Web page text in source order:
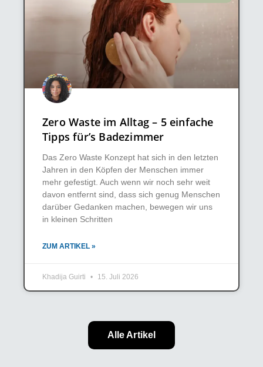
Zero Waste im Alltag – 5 einfache
Tipps für’s Badezimmer
Das Zero Waste Konzept hat sich in den letzten
Jahren in den Köpfen der Menschen immer
mehr gefestigt. Auch wenn wir noch sehr weit
davon entfernt sind, dass sich genug Menschen
darüber Gedanken machen, bewegen wir uns
in kleinen Schritten
ZUM ARTIKEL »
Khadija Guirti 15. Juli 2026
Alle Artikel